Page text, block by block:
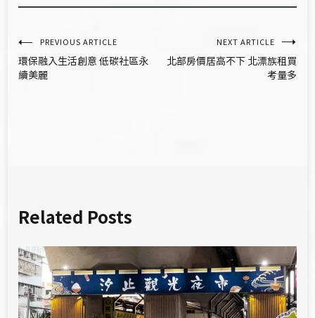
文
章
PREVIOUS ARTICLE
環保融入生活創意 低碳社區永
續美麗
NEXT ARTICLE
北部房價居高不下 北漂族租買
考量多
Related Posts